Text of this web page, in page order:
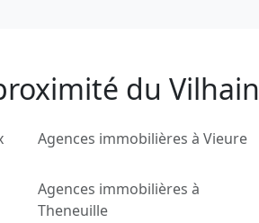
du Vilhain
Agences immobilières à Vieure
Agences immobilières à
Theneuille